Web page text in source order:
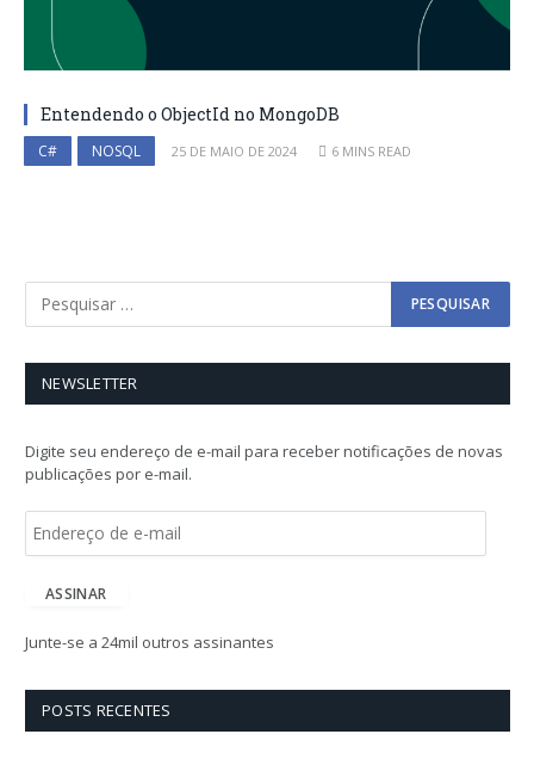
Entendendo o ObjectId no MongoDB
C# NOSQL 25 DE MAIO DE 2024 6 MINS READ
NEWSLETTER
Digite seu endereço de e-mail para receber notificações de novas
publicações por e-mail.
e
ç
ASSINAR
Junte-se a 24mil outros assinantes
POSTS RECENTES